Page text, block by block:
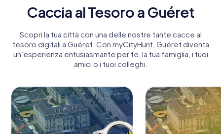
Caccia al Tesoro a Guéret
Scopri la tua città con una delle nostre tante cacce al
tesoro digitali a Guéret. Con myCityHunt, Guéret diventa
un’esperienza entusiasmante per te, la tua famiglia, i tuoi
amici o i tuoi colleghi.